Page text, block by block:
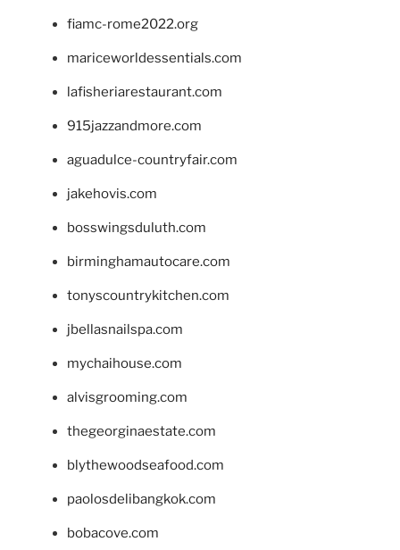
fiamc-rome2022.org
mariceworldessentials.com
lafisheriarestaurant.com
915jazzandmore.com
aguadulce-countryfair.com
jakehovis.com
bosswingsduluth.com
birminghamautocare.com
tonyscountrykitchen.com
jbellasnailspa.com
mychaihouse.com
alvisgrooming.com
thegeorginaestate.com
blythewoodseafood.com
paolosdelibangkok.com
bobacove.com